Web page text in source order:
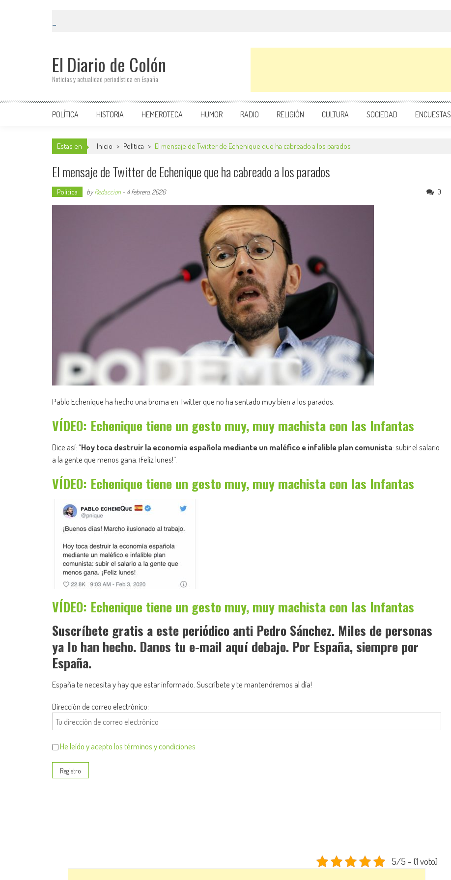
El Diario de Colón
Noticias y actualidad periodística en España
POLÍTICA HISTORIA HEMEROTECA HUMOR RADIO RELIGIÓN CULTURA SOCIEDAD ENCUESTAS
Estas en Inicio > Política > El mensaje de Twitter de Echenique que ha cabreado a los parados
El mensaje de Twitter de Echenique que ha cabreado a los parados
Política byRedaccion - 4 febrero, 2020 0
Pablo Echenique ha hecho una broma en Twitter que no ha sentado muy bien a los parados.
VÍDEO: Echenique tiene un gesto muy, muy machista con las Infantas
Dice así: “Hoy toca destruir la economía española mediante un maléfico e infalible plan comunista: subir el salario
a la gente que menos gana. ¡Feliz lunes!”.
VÍDEO: Echenique tiene un gesto muy, muy machista con las Infantas
VÍDEO: Echenique tiene un gesto muy, muy machista con las Infantas
Suscríbete gratis a este periódico anti Pedro Sánchez. Miles de personas
ya lo han hecho. Danos tu e-mail aquí debajo. Por España, siempre por
España.
España te necesita y hay que estar informado. Suscríbete y te mantendremos al día!
Dirección de correo electrónico:
He leído y acepto los términos y condiciones
5/5 - (1 voto)